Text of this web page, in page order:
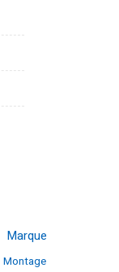
Marque
Montage